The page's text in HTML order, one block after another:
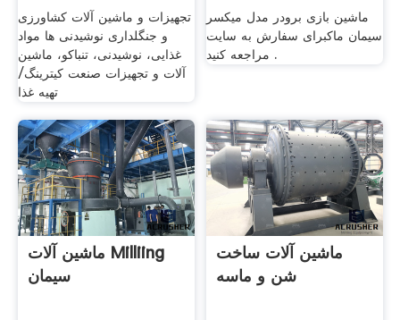
تجهیزات و ماشین آلات کشاورزی
و جنگلداری نوشیدنی ها مواد
غذایی، نوشیدنی، تنباکو، ماشین
آلات و تجهیزات صنعت کیترینگ/
تهیه غذا
ماشین بازی برودر مدل میکسر
سیمان ماکبرای سفارش به سایت
مراجعه کنید .
ماشین آلات Milliing
سیمان
ماشین آلات ساخت
شن و ماسه